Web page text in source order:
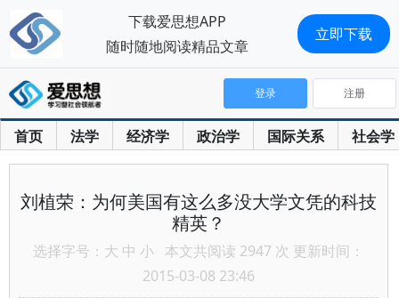
首页 法学 经济学 政治学 国际关系 社会学
登录 注册
刘植荣：为何美国有这么多没大学文凭的科技
精英？
选择字号： 大 中 小 本文共阅读 2947 次 更新时间：
2015-03-08 23:46
下载爱思想APP
随时随地阅读精品文章
立即下载